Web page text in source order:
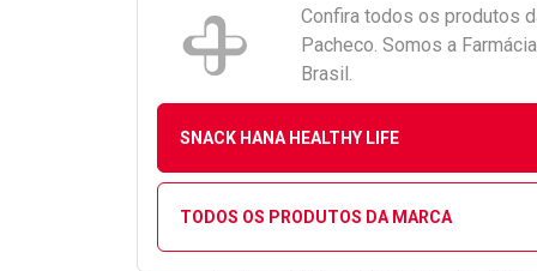
Confira todos os produtos
Pacheco. Somos a
Brasil.
SNACK HANA HEALTHY LIFE
TODOS OS PRODUTOS DA MARCA